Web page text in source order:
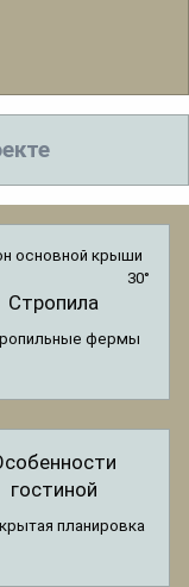
основной крыши
30°
Стропила
фермы
гостиной
планировка